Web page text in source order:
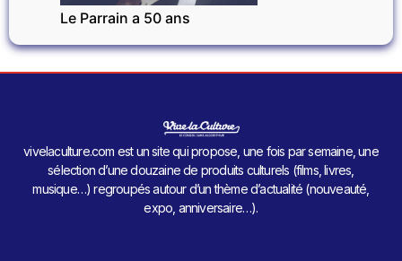
Le Parrain a 50 ans
vivelaculture.com est un site qui propose, une fois par semaine, une
sélection d’une douzaine de produits culturels (films, livres,
musique…) regroupés autour d’un thème d’actualité (nouveauté,
expo, anniversaire…).